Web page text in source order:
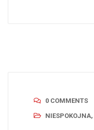
0 COMMENTS
NIESPOKOJNA,